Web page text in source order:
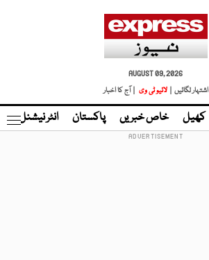
AUGUST 09, 2026
اشتہار لگائیں |
لائیو ٹی وی | آج کا اخبار
کھیل خاص خبریں پاکستان انٹر نیشنل